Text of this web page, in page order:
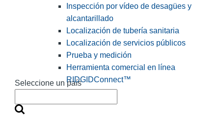
Seleccione un país
Inspección por vídeo de desagües y
alcantarillado
Localización de tubería sanitaria
Localización de servicios públicos
Prueba y medición
Herramienta comercial en línea
RIDGIDConnect™